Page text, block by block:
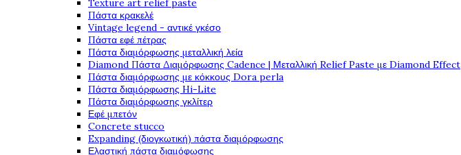
Texture art relief paste
Πάστα κρακελέ
Vintage legend - αντικέ γκέσο
Πάστα εφέ πέτρας
Πάστα διαμόρφωσης μεταλλική λεία
Diamond Πάστα Διαμόρφωσης Cadence | Μεταλλική Relief Paste με Diamond Effect
Πάστα διαμόρφωσης με κόκκους Dora perla
Πάστα διαμόρφωσης Hi-Lite
Πάστα διαμόρφωσης γκλίτερ
Εφέ μπετόν
Concrete stucco
Expanding (διογκωτική) πάστα διαμόρφωσης
Ελαστική πάστα διαμόφωσης